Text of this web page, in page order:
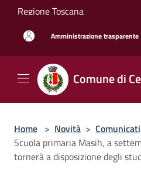
Salta al contenuto principale
Regione Toscana
Amministrazione trasparente
Comune di
Home > Novità > Comunicati
Scuola primaria Masih, a
tornerà a disposizione degli